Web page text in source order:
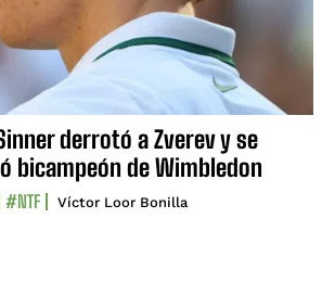
derrotó a Zverev y se
bicampeón de Wimbledon
#NTF Víctor Loor Bonilla